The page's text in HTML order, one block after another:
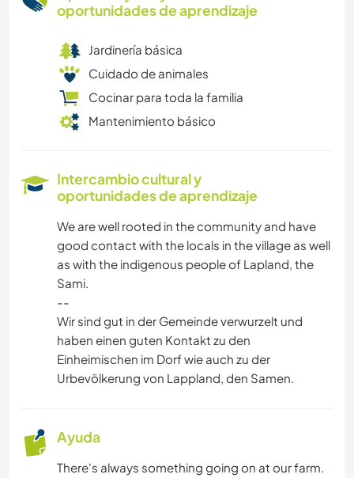
oportunidades de aprendizaje
Jardinería básica
Cuidado de animales
Cocinar para toda la familia
Mantenimiento básico
Intercambio cultural y
oportunidades de aprendizaje
We are well rooted in the community and have
good contact with the locals in the village as well
as with the indigenous people of Lapland, the
Sami.
--
Wir sind gut in der Gemeinde verwurzelt und
haben einen guten Kontakt zu den
Einheimischen im Dorf wie auch zu der
Urbevölkerung von Lappland, den Samen.
Ayuda
There's always something going on at our farm.